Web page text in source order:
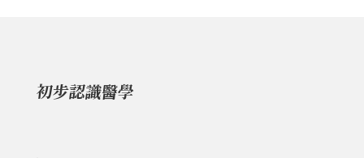
初步認識醫學